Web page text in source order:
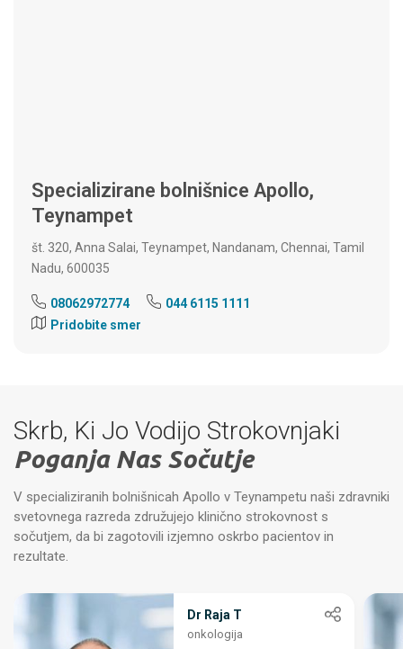
Specializirane bolnišnice Apollo,
Teynampet
št. 320, Anna Salai, Teynampet, Nandanam, Chennai, Tamil
Nadu, 600035
08062972774
044 6115 1111
Pridobite smer
Skrb, Ki Jo Vodijo Strokovnjaki
Poganja Nas Sočutje
V specializiranih bolnišnicah Apollo v Teynampetu naši zdravniki
svetovnega razreda združujejo klinično strokovnost s
sočutjem, da bi zagotovili izjemno oskrbo pacientov in
rezultate.
Dr Raja T
onkologija